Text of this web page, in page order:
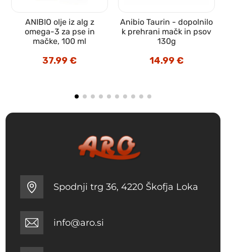
ANIBIO olje iz alg z
omega-3 za pse in
mačke, 100 ml
37.99€
Anibio Taurin - dopolnilo
k prehrani mačk in psov
130g
14.99€
Spodnji trg 36, 4220 Škofja Loka
info@aro.si